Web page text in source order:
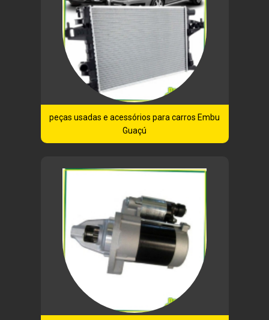
peças usadas e acessórios para carros Embu
Guaçú